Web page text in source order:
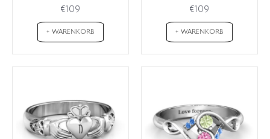
€109
+ WARENKORB
€109
+ WARENKORB